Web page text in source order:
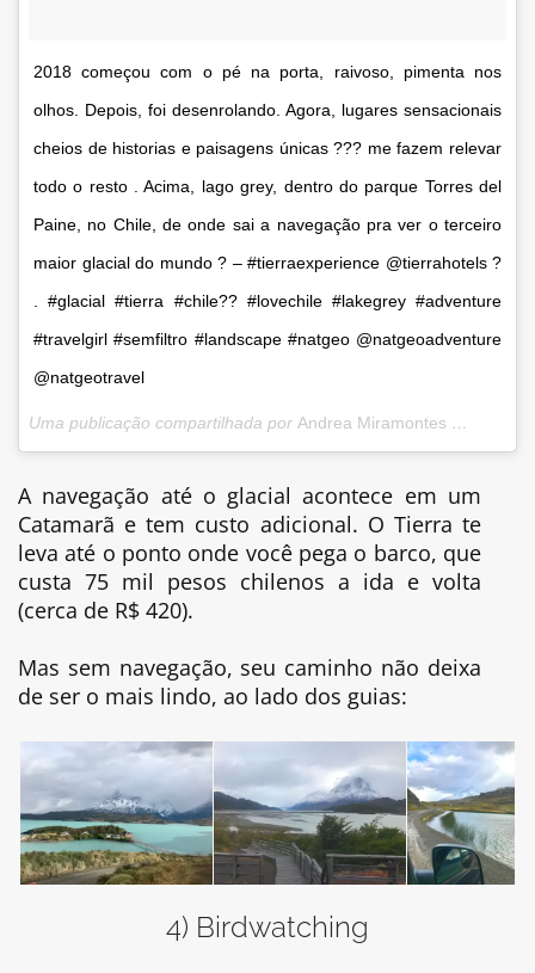
2018 começou com o pé na porta, raivoso, pimenta nos
olhos. Depois, foi desenrolando. Agora, lugares sensacionais
cheios de historias e paisagens únicas ??? me fazem relevar
todo o resto . Acima, lago grey, dentro do parque Torres del
Paine, no Chile, de onde sai a navegação pra ver o terceiro
maior glacial do mundo ? – #tierraexperience @tierrahotels ?
. #glacial #tierra #chile?? #lovechile #lakegrey #adventure
#travelgirl #semfiltro #landscape #natgeo @natgeoadventure
@natgeotravel
Uma publicação compartilhada por Andrea Miramontes ??| Travel
A navegação até o glacial acontece em um
Catamarã e tem custo adicional. O Tierra te
leva até o ponto onde você pega o barco, que
custa 75 mil pesos chilenos a ida e volta
(cerca de R$ 420).
Mas sem navegação, seu caminho não deixa
de ser o mais lindo, ao lado dos guias:
4) Birdwatching